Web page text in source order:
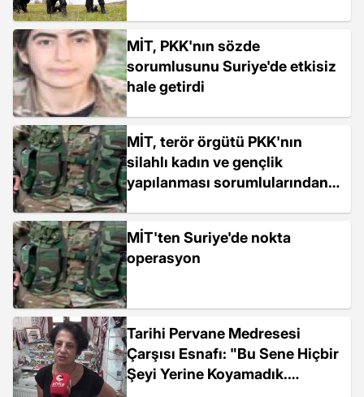
MİT, PKK'nın sözde
sorumlusunu Suriye'de etkisiz
hale getirdi
MİT, terör örgütü PKK'nın
silahlı kadın ve gençlik
yapılanması sorumlularından
hale getirdi.
MİT'ten Suriye'de nokta
operasyon
Tarihi Pervane Medresesi
Çarşısı Esnafı: "Bu Sene Hiçbir
Şeyi Yerine Koyamadık.